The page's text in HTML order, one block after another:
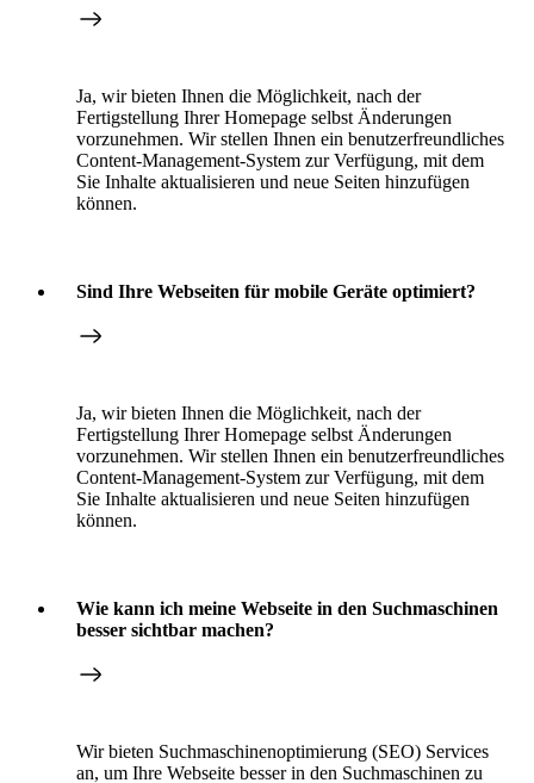
Ja, wir bieten Ihnen die Möglichkeit, nach der
Fertigstellung Ihrer Homepage selbst Änderungen
vorzunehmen. Wir stellen Ihnen ein benutzerfreundliches
Content-Management-System zur Verfügung, mit dem
Sie Inhalte aktualisieren und neue Seiten hinzufügen
können.
Sind Ihre Webseiten für mobile Geräte optimiert?
Ja, wir bieten Ihnen die Möglichkeit, nach der
Fertigstellung Ihrer Homepage selbst Änderungen
vorzunehmen. Wir stellen Ihnen ein benutzerfreundliches
Content-Management-System zur Verfügung, mit dem
Sie Inhalte aktualisieren und neue Seiten hinzufügen
können.
Wie kann ich meine Webseite in den Suchmaschinen
besser sichtbar machen?
Wir bieten Suchmaschinenoptimierung (SEO) Services
an, um Ihre Webseite besser in den Suchmaschinen zu